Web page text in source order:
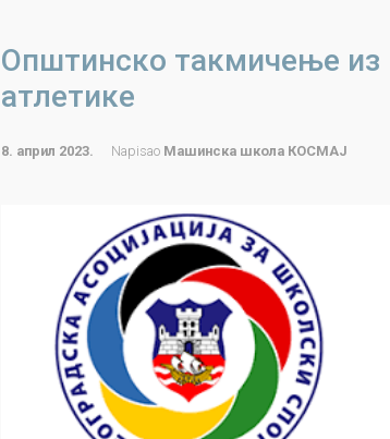
Општинско такмичење из
атлетике
8. април 2023. Napisao Машинска школа КОСМАЈ